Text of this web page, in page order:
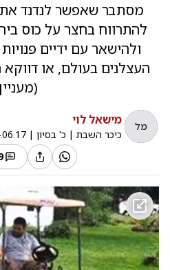
מסתבר שאפשר לנדנד את
להתרווח בחצר על כוס
ולהישאר עם ידיים
העצלנים בעולם, או דווקא
מל מישאל לוי
כיכר השבת | כ' בסיון |